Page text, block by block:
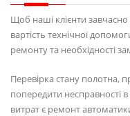
Щоб наші клієнти
вартість технічної
ремонту та необхідності
Перевірка стану полотна,
попередити несправності
витрат є ремонт